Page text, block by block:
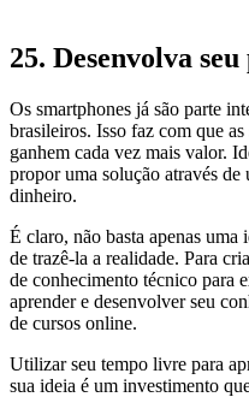
25. Desenvolva
Os smartphones já são parte
brasileiros. Isso faz com que
ganhem cada vez mais valor.
propor uma solução através
dinheiro.
É claro, não basta apenas
de trazê-la a realidade. Para
de conhecimento técnico para
aprender e desenvolver seu
de cursos online.
Utilizar seu tempo livre para
sua ideia é um investimento